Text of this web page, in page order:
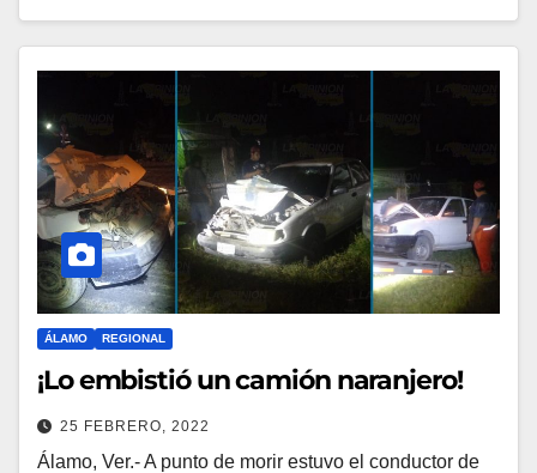
ÁLAMO REGIONAL
¡Lo embistió un camión naranjero!
25 FEBRERO, 2022
Álamo, Ver.- A punto de morir estuvo el conductor de